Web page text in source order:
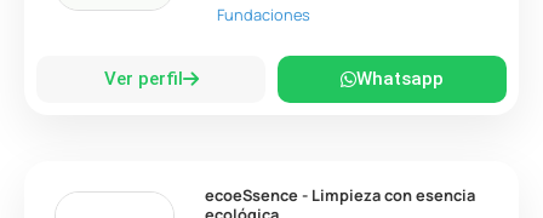
Fundaciones
Ver perfil Whatsapp
ecoeSsence - Limpieza con esencia